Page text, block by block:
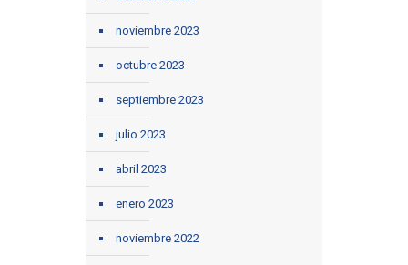
noviembre 2023
octubre 2023
septiembre 2023
julio 2023
abril 2023
enero 2023
noviembre 2022